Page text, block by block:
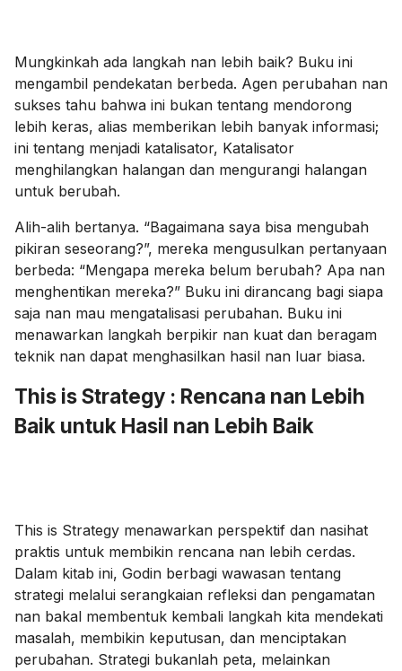
Mungkinkah ada langkah nan lebih baik? Buku ini
mengambil pendekatan berbeda. Agen perubahan nan
sukses tahu bahwa ini bukan tentang mendorong
lebih keras, alias memberikan lebih banyak informasi;
ini tentang menjadi katalisator, Katalisator
menghilangkan halangan dan mengurangi halangan
untuk berubah.
Alih-alih bertanya. “Bagaimana saya bisa mengubah
pikiran seseorang?”, mereka mengusulkan pertanyaan
berbeda: “Mengapa mereka belum berubah? Apa nan
menghentikan mereka?” Buku ini dirancang bagi siapa
saja nan mau mengatalisasi perubahan. Buku ini
menawarkan langkah berpikir nan kuat dan beragam
teknik nan dapat menghasilkan hasil nan luar biasa.
This is Strategy : Rencana nan Lebih
Baik untuk Hasil nan Lebih Baik
This is Strategy menawarkan perspektif dan nasihat
praktis untuk membikin rencana nan lebih cerdas.
Dalam kitab ini, Godin berbagi wawasan tentang
strategi melalui serangkaian refleksi dan pengamatan
nan bakal membentuk kembali langkah kita mendekati
masalah, membikin keputusan, dan menciptakan
perubahan. Strategi bukanlah peta, melainkan